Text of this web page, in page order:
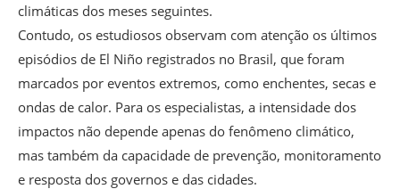
climáticas dos meses seguintes.
Contudo, os estudiosos observam com atenção os últimos
episódios de El Niño registrados no Brasil, que foram
marcados por eventos extremos, como enchentes, secas e
ondas de calor. Para os especialistas, a intensidade dos
impactos não depende apenas do fenômeno climático,
mas também da capacidade de prevenção, monitoramento
e resposta dos governos e das cidades.